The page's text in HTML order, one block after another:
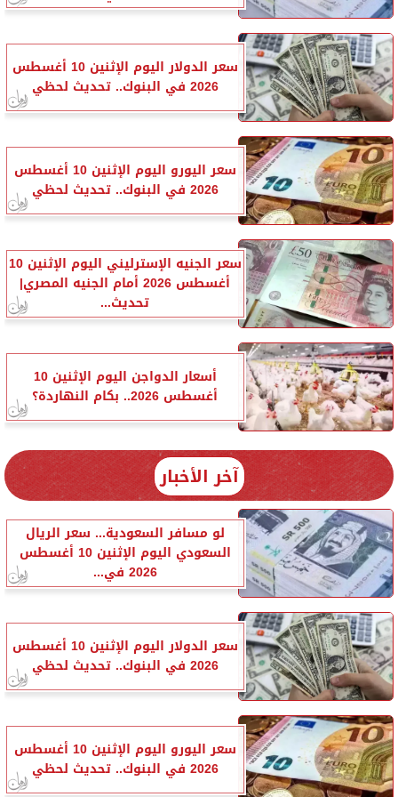
سعر الدولار اليوم الإثنين 10 أغسطس
2026 في البنوك.. تحديث لحظي
سعر اليورو اليوم الإثنين 10 أغسطس
2026 في البنوك.. تحديث لحظي
سعر الجنيه الإسترليني اليوم الإثنين 10
أغسطس 2026 أمام الجنيه المصري|
تحديث...
أسعار الدواجن اليوم الإثنين 10
أغسطس 2026.. بكام النهاردة؟
آخر الأخبار
لو مسافر السعودية... سعر الريال
السعودي اليوم الإثنين 10 أغسطس
2026 في...
سعر الدولار اليوم الإثنين 10 أغسطس
2026 في البنوك.. تحديث لحظي
سعر اليورو اليوم الإثنين 10 أغسطس
2026 في البنوك.. تحديث لحظي